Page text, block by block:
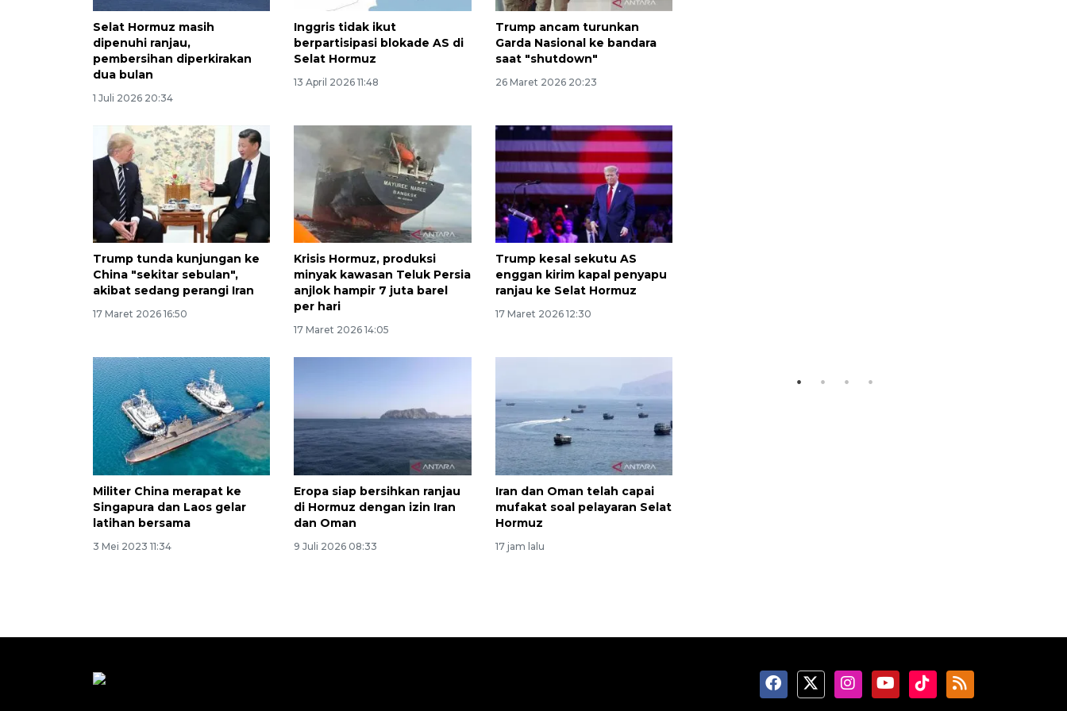
Selat Hormuz masih
dipenuhi ranjau,
pembersihan diperkirakan
dua bulan
1 Juli 2026 20:34
Inggris tidak ikut
berpartisipasi blokade AS di
Selat Hormuz
13 April 2026 11:48
Trump ancam turunkan
Garda Nasional ke bandara
saat "shutdown"
26 Maret 2026 20:23
Trump tunda kunjungan ke
China "sekitar sebulan",
akibat sedang perangi Iran
17 Maret 2026 16:50
Krisis Hormuz, produksi
minyak kawasan Teluk Persia
anjlok hampir 7 juta barel
per hari
17 Maret 2026 14:05
Trump kesal sekutu AS
enggan kirim kapal penyapu
ranjau ke Selat Hormuz
17 Maret 2026 12:30
Militer China merapat ke
Singapura dan Laos gelar
latihan bersama
3 Mei 2023 11:34
Eropa siap bersihkan ranjau
di Hormuz dengan izin Iran
dan Oman
9 Juli 2026 08:33
Iran dan Oman telah capai
mufakat soal pelayaran Selat
Hormuz
17 jam lalu
Memberantas kejahatan